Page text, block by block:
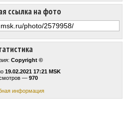
Copyright ©
19.02.2021 17:21 MSK
— 970
информация
ссылка на фото